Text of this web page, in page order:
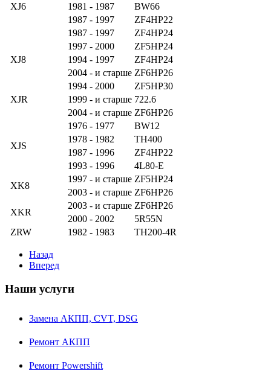
XJ6
1981 - 1987
BW66
1987 - 1997
ZF4HP22
1987 - 1997
ZF4HP24
XJ8
1997 - 2000
ZF5HP24
1994 - 1997
ZF4HP24
2004 - и старше ZF6HP26
XJR
1994 - 2000
ZF5HP30
1999 - и старше 722.6
2004 - и старше ZF6HP26
XJS
1976 - 1977
BW12
1978 - 1982
TH400
1987 - 1996
ZF4HP22
1993 - 1996
4L80-E
XK8
1997 - и старше ZF5HP24
2003 - и старше ZF6HP26
XKR
2003 - и старше ZF6HP26
2000 - 2002
5R55N
ZRW
1982 - 1983 TH200-4R
Назад
Вперед
Наши услуги
Замена АКПП, CVT, DSG
Ремонт АКПП
Ремонт Powershift